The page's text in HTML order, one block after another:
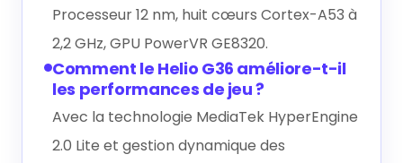
Processeur 12 nm, huit cœurs Cortex-A53 à
2,2 GHz, GPU PowerVR GE8320.
Comment le Helio G36 améliore-t-il
les performances de jeu ?
Avec la technologie MediaTek HyperEngine
2.0 Lite et gestion dynamique des